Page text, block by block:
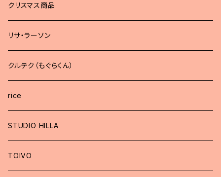
どうぶつブローチ
クリスマス商品
リサ・ラーソン
クルテク（もぐらくん）
rice
STUDIO HILLA
TOIVO